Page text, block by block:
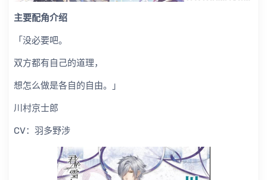
主要配角介绍
「没必要吧。
双方都有自己的道理，
想怎么做是各自的自由。」
川村京士郎
CV：羽多野涉